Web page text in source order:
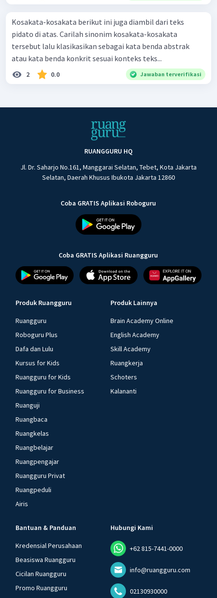
Kosakata-kosakata berikut ini juga diambil dari teks
pidato di atas. Carilah sinonim kosakata-kosakata
tersebut lalu klasikasikan sebagai kata benda abstrak
atau kata benda konkrit sesuai konteks teks...
2 0.0 Jawaban terverifikasi
RUANGGURU HQ
Jl. Dr. Saharjo No.161, Manggarai Selatan, Tebet, Kota Jakarta
Selatan, Daerah Khusus Ibukota Jakarta 12860
Coba GRATIS Aplikasi Roboguru
Coba GRATIS Aplikasi Ruangguru
Produk Ruangguru
Ruangguru
Roboguru Plus
Dafa dan Lulu
Kursus for Kids
Ruangguru for Kids
Ruangguru for Business
Ruanguji
Ruangbaca
Ruangkelas
Ruangbelajar
Ruangpengajar
Ruangguru Privat
Ruangpeduli
Airis
Produk Lainnya
Brain Academy Online
English Academy
Skill Academy
Ruangkerja
Schoters
Kalananti
Bantuan & Panduan
Kredensial Perusahaan
Beasiswa Ruangguru
Cicilan Ruangguru
Promo Ruangguru
Hubungi Kami
+62 815-7441-0000
info@ruangguru.com
02130930000